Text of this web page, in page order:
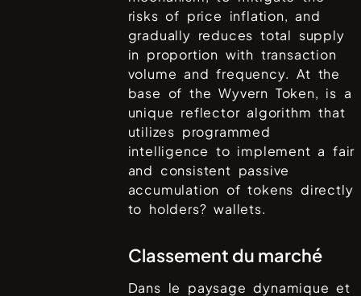
risks of price inflation, and
gradually reduces total supply
in proportion with transaction
volume and frequency. At the
base of the Wyvern Token, is a
unique reflector algorithm that
utilizes programmed
intelligence to implement a fair
and consistent passive
accumulation of tokens directly
to holders? wallets.
Classement du marché
Dans le paysage dynamique et